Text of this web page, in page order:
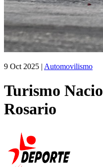
9 Oct 2025 | Automovilismo
Turismo
Rosario